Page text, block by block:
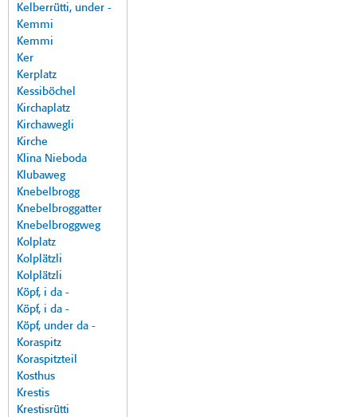
Kelberrütti, under -
Kemmi
Kemmi
Ker
Kerplatz
Kessiböchel
Kirchaplatz
Kirchawegli
Kirche
Klina Nieboda
Klubaweg
Knebelbrogg
Knebelbroggatter
Knebelbroggweg
Kolplatz
Kolplätzli
Kolplätzli
Köpf, i da -
Köpf, i da -
Köpf, under da -
Koraspitz
Koraspitzteil
Kosthus
Krestis
Krestisrütti